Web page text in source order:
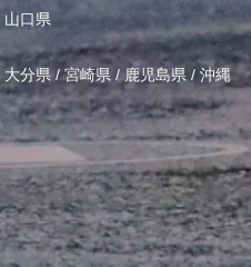
山口県
大分県/宮崎県 /鹿児島県 / 沖縄